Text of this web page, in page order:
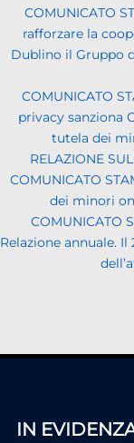
COMUNICATO
rafforzare la
Dublino il Gruppo
COMUNICATO
privacy sanziona
tutela dei
RELAZIONE
COMUNICATO
dei minori
COMUNICATO
Relazione annuale.
IN